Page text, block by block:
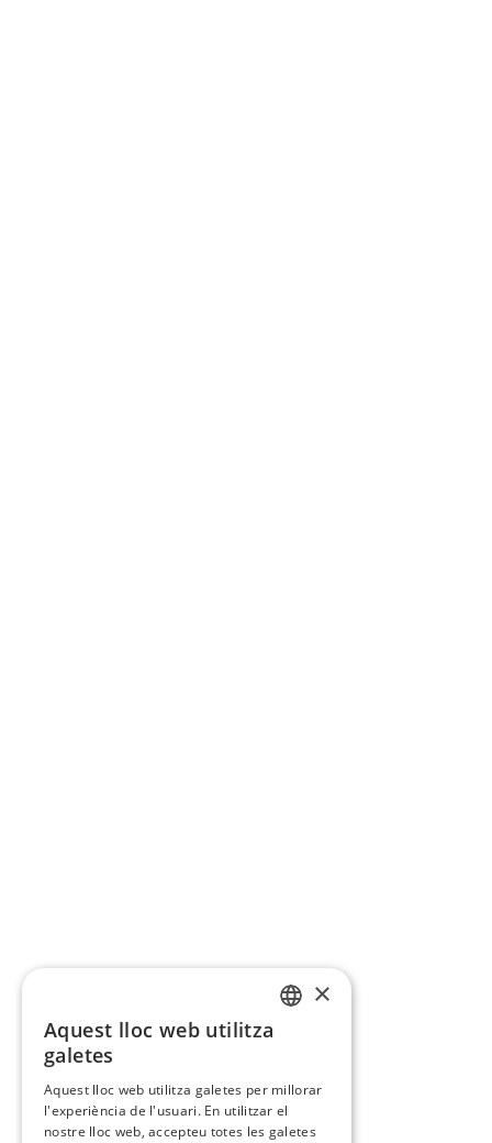
×
Aquest lloc web utilitza
galetes
Aquest lloc web utilitza galetes per millorar
l'experiència de l'usuari. En utilitzar el
nostre lloc web, accepteu totes les galetes